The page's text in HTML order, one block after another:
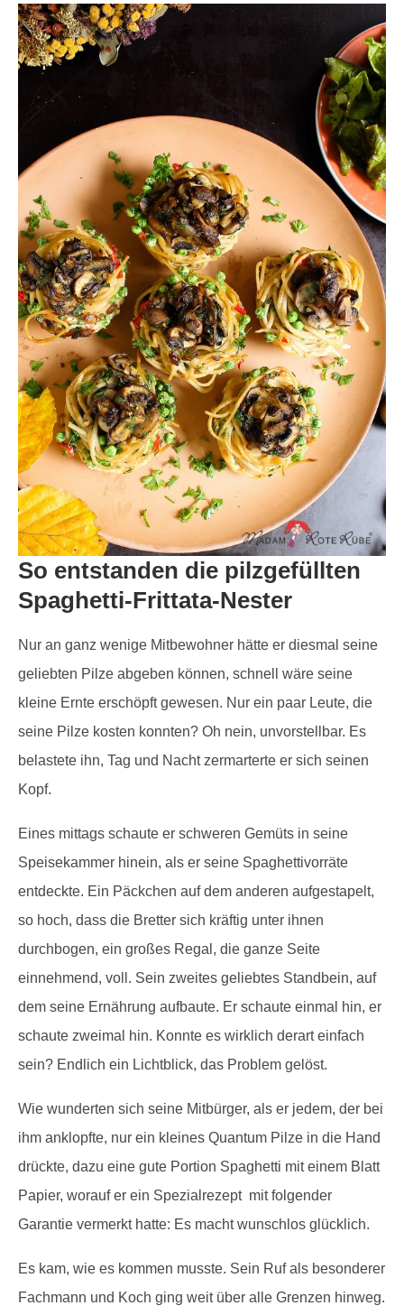
So entstanden die pilzgefüllten
Spaghetti-Frittata-Nester
Nur an ganz wenige Mitbewohner hätte er diesmal seine
geliebten Pilze abgeben können, schnell wäre seine
kleine Ernte erschöpft gewesen. Nur ein paar Leute, die
seine Pilze kosten konnten? Oh nein, unvorstellbar. Es
belastete ihn, Tag und Nacht zermarterte er sich seinen
Kopf.
Eines mittags schaute er schweren Gemüts in seine
Speisekammer hinein, als er seine Spaghettivorräte
entdeckte. Ein Päckchen auf dem anderen aufgestapelt,
so hoch, dass die Bretter sich kräftig unter ihnen
durchbogen, ein großes Regal, die ganze Seite
einnehmend, voll. Sein zweites geliebtes Standbein, auf
dem seine Ernährung aufbaute. Er schaute einmal hin, er
schaute zweimal hin. Konnte es wirklich derart einfach
sein? Endlich ein Lichtblick, das Problem gelöst.
Wie wunderten sich seine Mitbürger, als er jedem, der bei
ihm anklopfte, nur ein kleines Quantum Pilze in die Hand
drückte, dazu eine gute Portion Spaghetti mit einem Blatt
Papier, worauf er ein Spezialrezept mit folgender
Garantie vermerkt hatte: Es macht wunschlos glücklich.
Es kam, wie es kommen musste. Sein Ruf als besonderer
Fachmann und Koch ging weit über alle Grenzen hinweg.